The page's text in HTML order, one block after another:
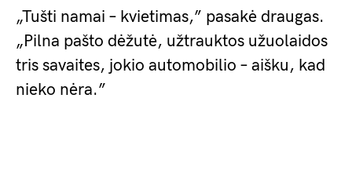
„Tušti namai – kvietimas,” pasakė draugas.
„Pilna pašto dėžutė, užtrauktos užuolaidos
tris savaites, jokio automobilio – aišku, kad
nieko nėra.”